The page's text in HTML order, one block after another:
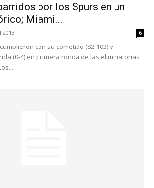
por los Spurs en un
Miami...
2013 6
con su cometido (82-103) y
(0-4) en primera ronda de las eliminatorias